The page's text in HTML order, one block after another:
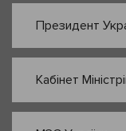
Президент
Кабінет